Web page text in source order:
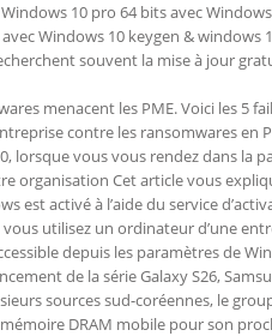
10 pro 64 bits avec
Windows 10 keygen & windows
souvent la mise à jour
menacent les PME. Voici les 5
contre les ransomwares en
lorsque vous vous rendez dans la
organisation Cet article vous
est activé à l’aide du service
utilisez un ordinateur d’une
depuis les paramètres de
de la série Galaxy S26,
sources sud-coréennes, le
DRAM mobile pour son